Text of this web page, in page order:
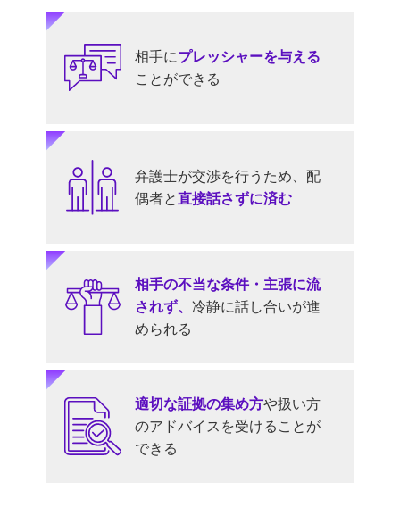
相手にプレッシャーを与える
ことができる
弁護士が交渉を行うため、配
偶者と直接話さずに済む
相手の不当な条件・主張に流
されず、 冷静に話し合いが進
められる
適切な証拠の集め方や扱い方
のアドバイスを受けることが
できる